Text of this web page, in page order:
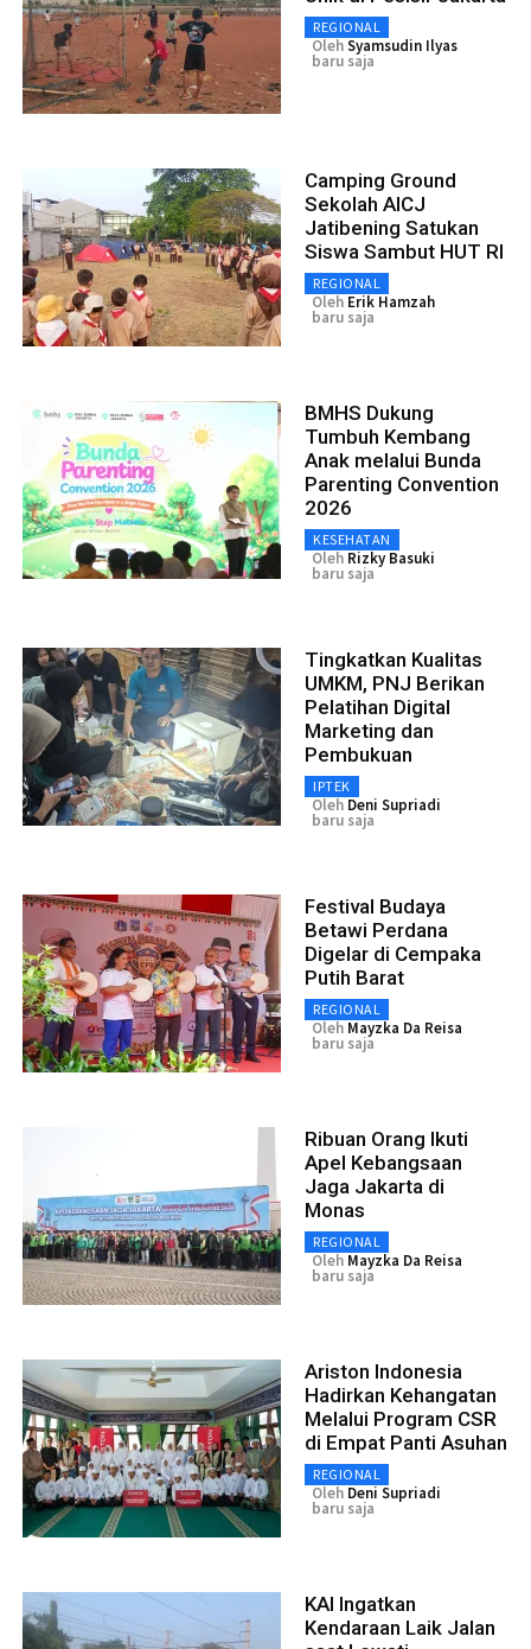
REGIONAL
OlehSyamsudin Ilyas
baru saja
Camping Ground
Sekolah AICJ
Jatibening Satukan
Siswa Sambut HUT RI
REGIONAL
Oleh Erik Hamzah
baru saja
BMHS Dukung
Tumbuh Kembang
Anak melalui Bunda
Parenting Convention
2026
KESEHATAN
Oleh Rizky Basuki
baru saja
Tingkatkan Kualitas
UMKM, PNJ Berikan
Pelatihan Digital
Marketing dan
Pembukuan
IPTEK
Oleh Deni Supriadi
baru saja
Festival Budaya
Betawi Perdana
Digelar di Cempaka
Putih Barat
REGIONAL
Oleh Mayzka Da Reisa
baru saja
Ribuan Orang Ikuti
Apel Kebangsaan
Jaga Jakarta di
Monas
REGIONAL
Oleh Mayzka Da Reisa
baru saja
Ariston Indonesia
Hadirkan Kehangatan
Melalui Program CSR
di Empat Panti Asuhan
REGIONAL
Oleh Deni Supriadi
baru saja
KAI Ingatkan
Kendaraan Laik Jalan